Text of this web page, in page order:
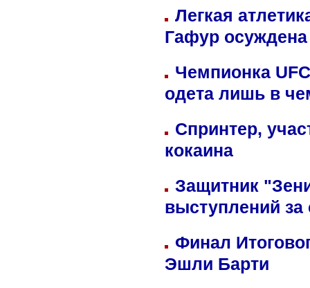
Легкая
Гафур осуждена
Чемпионка
одета лишь в
Спринтер,
кокаина
Защитник
выступлений
Финал
Эшли Барти